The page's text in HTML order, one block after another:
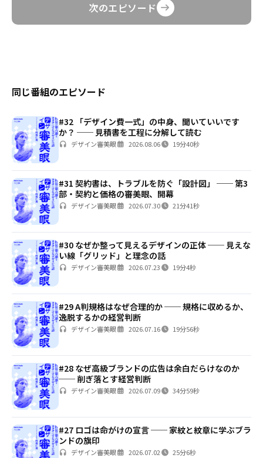
次のエピソード
同じ番組のエピソード
#32 「デザイン費一式」の中身、聞いていいです
か？ ── 見積書を工程に分解して読む
デザイン審美眼 2026.08.06 19分40秒
#31 契約書は、トラブルを防ぐ「設計図」 ── 第3
部・契約と価格の審美眼、開幕
デザイン審美眼 2026.07.30 21分41秒
#30 なぜか整って見えるデザインの正体 ── 見えな
い線「グリッド」と理念の話
デザイン審美眼 2026.07.23 19分4秒
#29 A判規格はなぜ合理的か ── 規格に収めるか、
逸脱するかの経営判断
デザイン審美眼 2026.07.16 19分56秒
#28 なぜ高級ブランドの広告は余白だらけなのか
── 削ぎ落とす経営判断
デザイン審美眼 2026.07.09 34分59秒
#27 ロゴは命がけの宣言 ── 家紋と紋章に学ぶブラ
ンドの旗印
デザイン審美眼 2026.07.02 25分6秒